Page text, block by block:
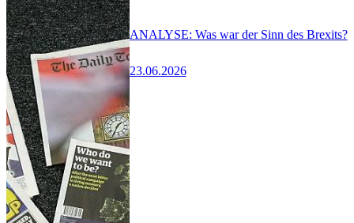
ANALYSE: Was war der Sinn des Brexits?
23.06.2026